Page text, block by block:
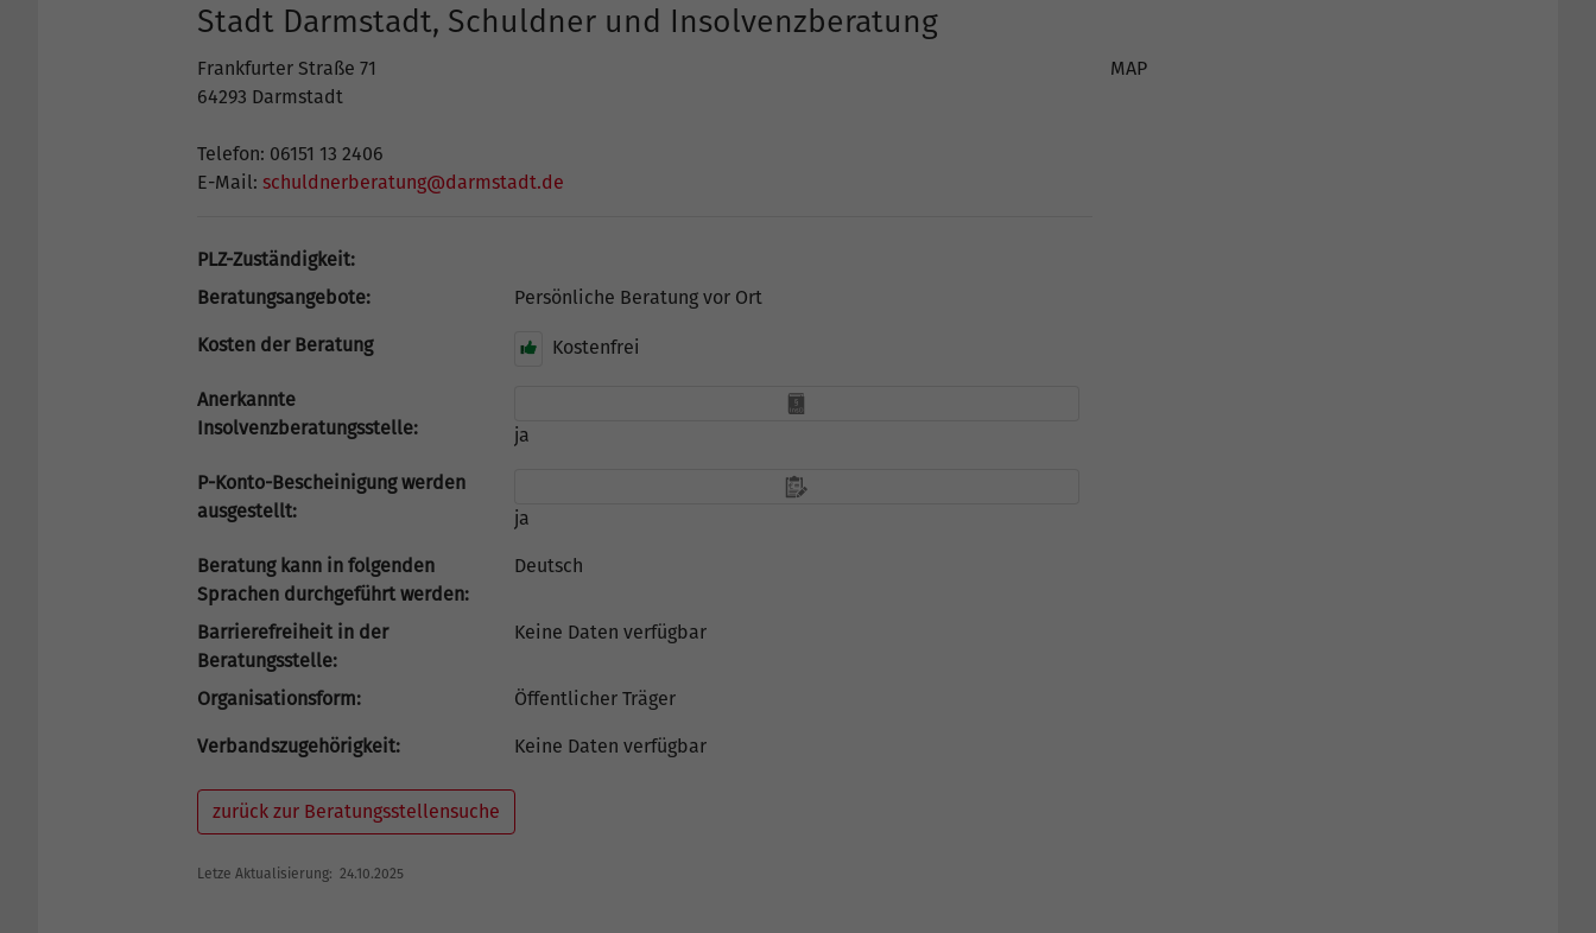
Stadt Darmstadt, Schuldner und Insolvenzberatung
Frankfurter Straße 71
64293 Darmstadt
Telefon: 06151 13 2406
E-Mail:schuldnerberatung@darmstadt.de
PLZ-Zuständigkeit:
Beratungsangebote:
Persönliche Beratung vor Ort
Kosten der Beratung Kostenfrei
Anerkannte
Insolvenzberatungsstelle:
ja
P-Konto-Bescheinigung werden
ausgestellt:
ja
Beratung kann in folgenden
Sprachen durchgeführt werden:
Deutsch
Barrierefreiheit in der
Beratungsstelle:
Keine Daten verfügbar
Organisationsform: Öffentlicher Träger
Verbandszugehörigkeit: Keine Daten verfügbar
MAP
zurück zur Beratungsstellensuche
Letze Aktualisierung: 24.10.2025